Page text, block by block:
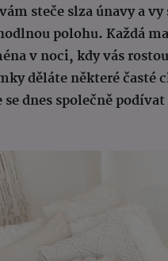
steče slza únavy a
polohu. Každá
v noci, kdy vás
děláte některé časté
dnes společně